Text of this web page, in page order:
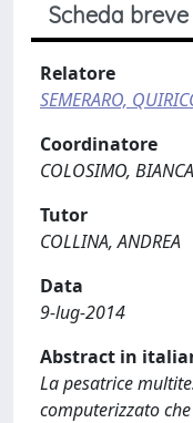
Scheda breve
Relatore
SEMERARO,
Coordinatore
COLOSIMO,
Tutor
COLLINA, ANDREA
Data
9-lug-2014
Abstract in
La pesatrice
computerizzato